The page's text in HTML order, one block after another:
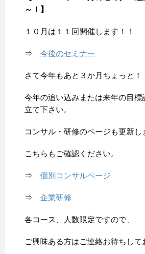
～！ 】
１０月は１１回開催します！！
⇒ 今後のセミナー
さて今年もあと３か月ちょっと！
今年の追い込みまたは来年の目標
立て下さい。
コンサル・研修のページも更新し
こちらもご確認ください。
⇒ 個別コンサルページ
⇒ 企業研修
各コース、人数限定ですので、
ご興味ある方はご連絡お待ちして